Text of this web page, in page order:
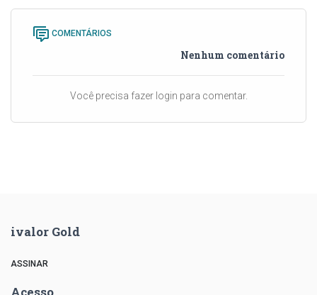
COMENTÁRIOS
Nenhum comentário
Você precisa fazer login para comentar.
ivalor Gold
ASSINAR